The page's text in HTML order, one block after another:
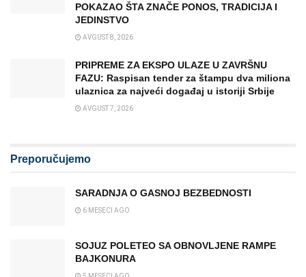
POKAZAO ŠTA ZNAČE PONOS, TRADICIJA I
JEDINSTVO
AVGUST 8, 2026
PRIPREME ZA EKSPO ULAZE U ZAVRŠNU
FAZU: Raspisan tender za štampu dva miliona
ulaznica za najveći događaj u istoriji Srbije
AVGUST 7, 2026
Preporučujemo
SARADNJA O GASNOJ BEZBEDNOSTI
6 MESECI AGO
SOJUZ POLETEO SA OBNOVLJENE RAMPE
BAJKONURA